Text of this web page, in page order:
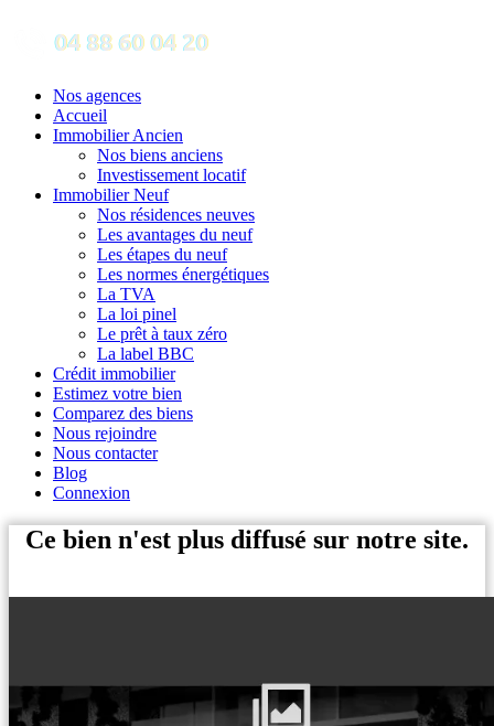
Nos agences
Accueil
Immobilier Ancien
Nos biens anciens
Investissement locatif
Immobilier Neuf
Nos résidences neuves
Les avantages du neuf
Les étapes du neuf
Les normes énergétiques
La TVA
La loi pinel
Le prêt à taux zéro
La label BBC
Crédit immobilier
Estimez votre bien
Comparez des biens
Nous rejoindre
Nous contacter
Blog
Connexion
Ce bien n'est plus diffusé sur notre site.